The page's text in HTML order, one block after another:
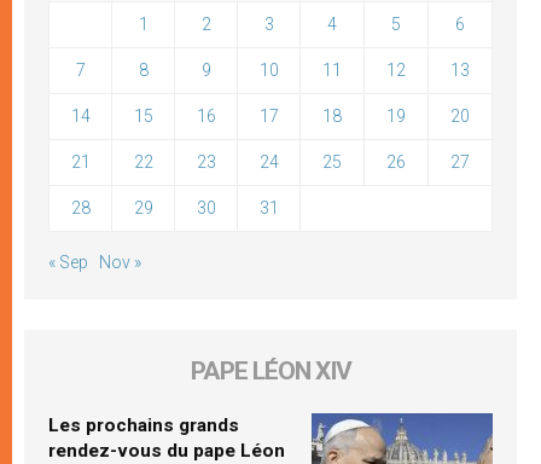
1 2 3 4 5 6
7 8 9 10 11 12 13
14 15 16 17 18 19 20
21 22 23 24 25 26 27
28 29 30 31
« Sep Nov »
PAPE LÉON XIV
Les prochains grands
rendez-vous du pape Léon